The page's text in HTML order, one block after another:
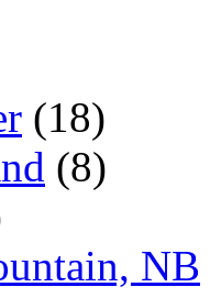
(18)
(8)
NB